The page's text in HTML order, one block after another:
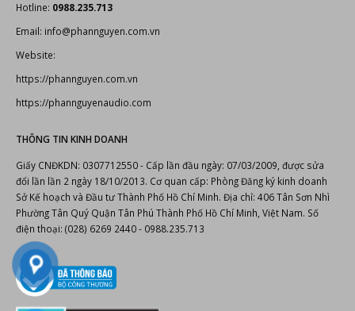
Hotline: 0988.235.713
Email: info@phannguyen.com.vn
Website:
https://phannguyen.com.vn
https://phannguyenaudio.com
THÔNG TIN KINH DOANH
Giấy CNĐKDN: 0307712550 - Cấp lần đầu ngày: 07/03/2009, được sửa
đổi lần lần 2 ngày 18/10/2013. Cơ quan cấp: Phòng Đăng ký kinh doanh
Sở Kế hoạch và Đầu tư Thành Phố Hồ Chí Minh. Địa chỉ: 406 Tân Sơn Nhì
Phường Tân Quý Quận Tân Phú Thành Phố Hồ Chí Minh, Việt Nam. Số
điện thoại: (028) 6269 2440 - 0988.235.713